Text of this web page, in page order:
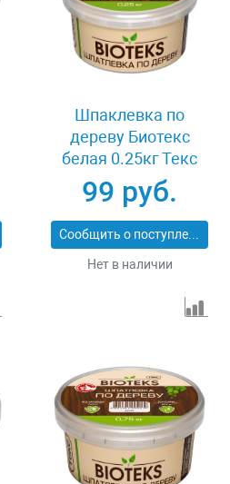
Шпаклевка по
дереву Биотекс
белая 0.25кг Текс
023502
99 руб.
Сообщить о поступлении
Нет в наличии